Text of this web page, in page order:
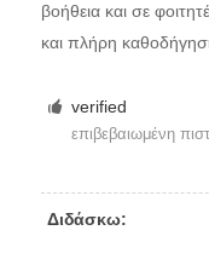
βοήθεια και σε
και πλήρη
verified
επιβεβαιωμένη
Διδάσκω: